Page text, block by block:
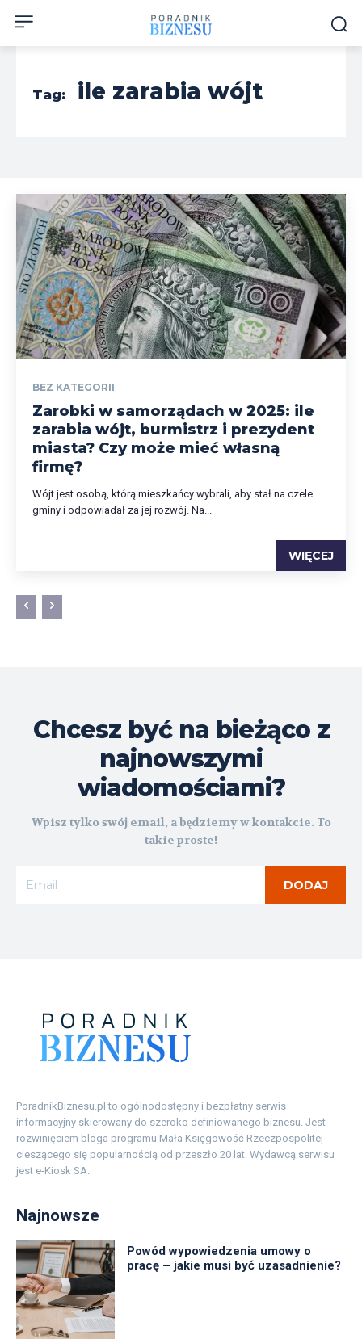
Tag: ile zarabia wójt
BEZ KATEGORII
Zarobki w samorządach w 2025: ile
zarabia wójt, burmistrz i prezydent
miasta? Czy może mieć własną
firmę?
Wójt jest osobą, którą mieszkańcy wybrali, aby stał na czele
gminy i odpowiadał za jej rozwój. Na...
WIĘCEJ
Chcesz być na bieżąco z
najnowszymi
wiadomościami?
Wpisz tylko swój email, a będziemy w kontakcie. To
takie proste!
DODAJ
PoradnikBiznesu.pl to ogólnodostępny i bezpłatny serwis
informacyjny skierowany do szeroko definiowanego biznesu. Jest
rozwinięciem bloga programu Mała Księgowość Rzeczpospolitej
cieszącego się popularnością od przeszło 20 lat. Wydawcą serwisu
jest e-Kiosk SA.
Najnowsze
Powód wypowiedzenia umowy o
pracę – jakie musi być uzasadnienie?